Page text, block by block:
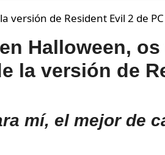
versión de Resident Evil 2 de PC
Halloween,
la versión de
mí, el mejor de